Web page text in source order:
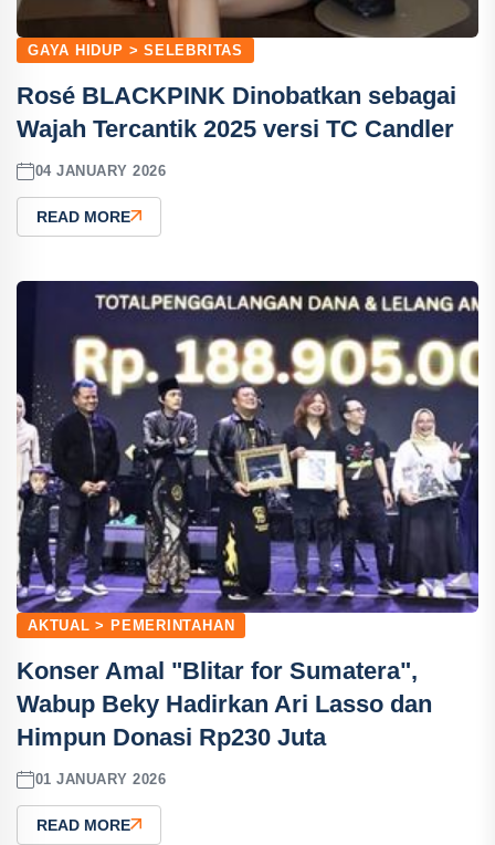
GAYA HIDUP > SELEBRITAS
Rosé BLACKPINK Dinobatkan sebagai
Wajah Tercantik 2025 versi TC Candler
04 JANUARY 2026
READ MORE
AKTUAL > PEMERINTAHAN
Konser Amal "Blitar for Sumatera",
Wabup Beky Hadirkan Ari Lasso dan
Himpun Donasi Rp230 Juta
01 JANUARY 2026
READ MORE